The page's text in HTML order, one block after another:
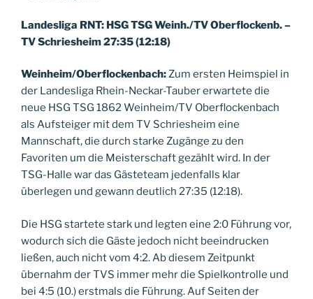
Landesliga RNT: HSG TSG Weinh./TV Oberflockenb. –
TV Schriesheim 27:35 (12:18)
Weinheim/Oberflockenbach:Zum ersten Heimspiel in
der Landesliga Rhein-Neckar-Tauber erwartete die
neue HSG TSG 1862 Weinheim/TV Oberflockenbach
als Aufsteiger mit dem TV Schriesheim eine
Mannschaft, die durch starke Zugänge zu den
Favoriten um die Meisterschaft gezählt wird. In der
TSG-Halle war das Gästeteam jedenfalls klar
überlegen und gewann deutlich 27:35 (12:18).
Die HSG startete stark und legten eine 2:0 Führung vor,
wodurch sich die Gäste jedoch nicht beeindrucken
ließen, auch nicht vom 4:2. Ab diesem Zeitpunkt
übernahm der TVS immer mehr die Spielkontrolle und
bei 4:5 (10.) erstmals die Führung. Auf Seiten der